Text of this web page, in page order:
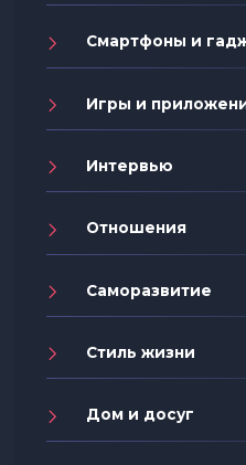
Смартфоны и
Игры и
Интервью
Отношения
Саморазвитие
Стиль жизни
Дом и досуг